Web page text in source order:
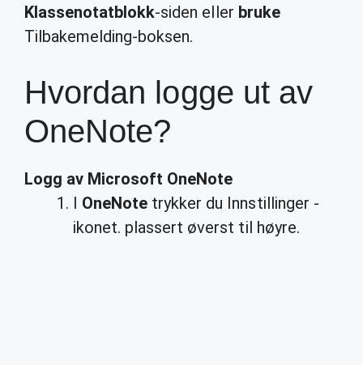
Klassenotatblokk-siden eller bruke
Tilbakemelding-boksen.
Hvordan logge ut av
OneNote?
Logg av Microsoft OneNote
I OneNote trykker du Innstillinger -
ikonet. plassert øverst til høyre.